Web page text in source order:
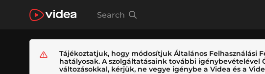
Search
Tájékoztatjuk, hogy módosítjuk Általános Felhasználási
hatályosak. A szolgáltatásaink további
változásokkal, kérjük, ne vegye igénybe a Videa és a